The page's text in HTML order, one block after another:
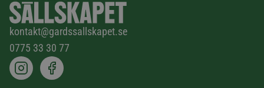
kontakt@gardssallskapet.se
0775 33 30 77